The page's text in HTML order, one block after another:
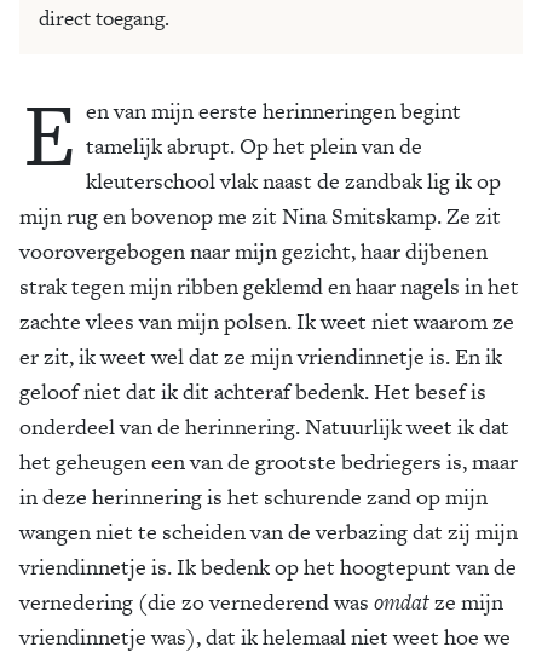
direct toegang.
E en van mijn eerste herinneringen begint
tamelijk abrupt. Op het plein van de
kleuterschool vlak naast de zandbak lig ik op
mijn rug en bovenop me zit Nina Smitskamp. Ze zit
voorovergebogen naar mijn gezicht, haar dijbenen
strak tegen mijn ribben geklemd en haar nagels in het
zachte vlees van mijn polsen. Ik weet niet waarom ze
er zit, ik weet wel dat ze mijn vriendinnetje is. En ik
geloof niet dat ik dit achteraf bedenk. Het besef is
onderdeel van de herinnering. Natuurlijk weet ik dat
het geheugen een van de grootste bedriegers is, maar
in deze herinnering is het schurende zand op mijn
wangen niet te scheiden van de verbazing dat zij mijn
vriendinnetje is. Ik bedenk op het hoogte­punt van de
vernedering (die zo vernederend was omdatze mijn
vriendinnetje was), dat ik helemaal niet weet hoe we